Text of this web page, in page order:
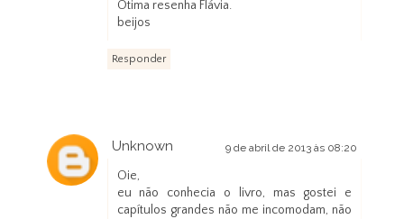
Ótima resenha Flávia.
beijos
Responder
Unknown 9 de abril de 2013 às 08:20
Oie,
eu não conhecia o livro, mas gostei e
capítulos grandes não me incomodam, não